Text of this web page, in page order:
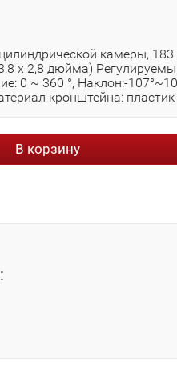
камеры, 183
x 2,8 дюйма)
0 ~ 360 °, Наклон:-
кронштейна: пластик
В корзину